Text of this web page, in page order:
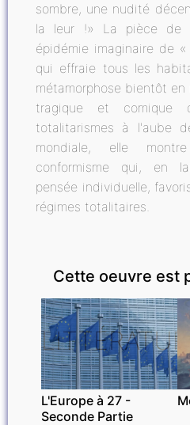
sombre, une nudité
la leur !» La pièce de
épidémie imaginaire de
qui effraie tous les
métamorphose bientôt en
tragique et
totalitarismes à l'aube
mondiale, elle
conformisme qui, en
pensée individuelle,
régimes totalitaires.
Cette oeuvre est
L'Europe à 27 -
Seconde Partie